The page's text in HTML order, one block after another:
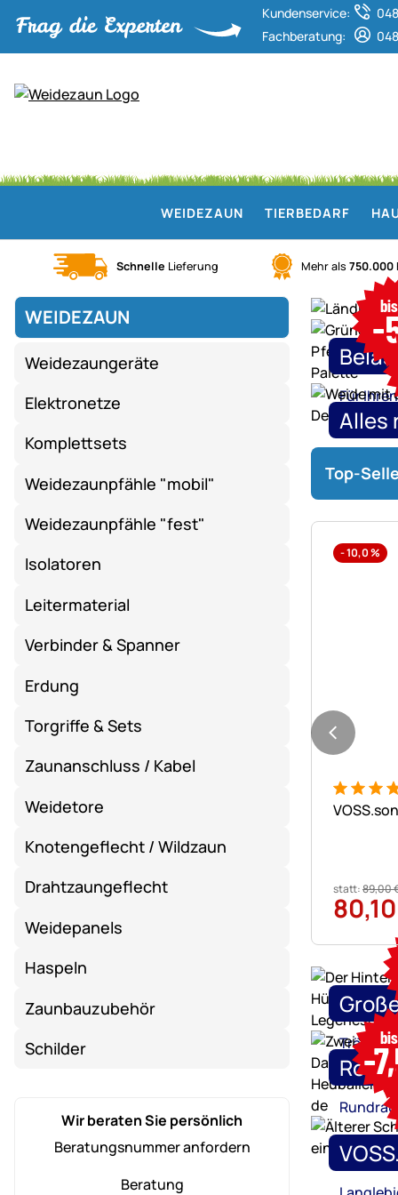
Kundenservice:
Fachberatung:
WEIDEZAUN TIERBEDARF
Schnelle Lieferung Mehr als 750.000
Weidezaun.info ist Experte für
WEIDEZAUN
Weidezaungeräte
Elektronetze
Komplettsets
Weidezaunpfähle "mobil"
Weidezaunpfähle "fest"
Isolatoren
Leitermaterial
Verbinder & Spanner
Erdung
Torgriffe & Sets
Zaunanschluss / Kabel
Weidetore
Knotengeflecht / Wildzaun
Drahtzaungeflecht
Weidepanels
Haspeln
Zaunbauzubehör
Schilder
Wir beraten Sie persönlich
Beratungsnummer anfordern
Beratung
Mega
Saison-
Weidezaun,
Heuraufen
und
bis
31.08.2026,
Uhr
Für
-
Alles
Top-
-10,0%
135
statt:89,00
80,10
-